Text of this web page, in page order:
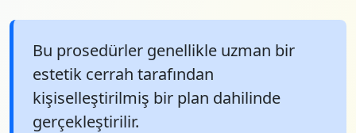
Bu prosedürler genellikle uzman bir
estetik cerrah tarafından
kişiselleştirilmiş bir plan dahilinde
gerçekleştirilir.